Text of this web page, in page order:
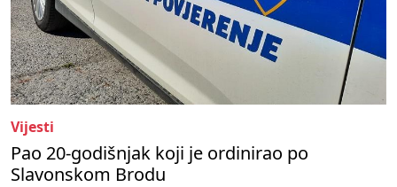
Vijesti
Pao 20-godišnjak koji je ordinirao po
Slavonskom Brodu